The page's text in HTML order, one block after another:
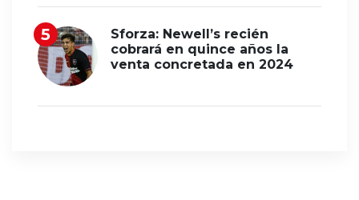
Sforza: Newell’s recién
cobrará en quince años la
venta concretada en 2024